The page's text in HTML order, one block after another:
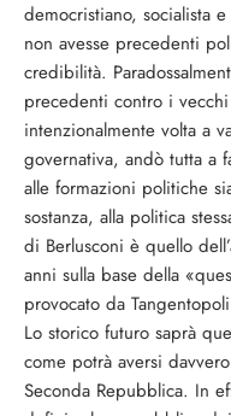
democristiano, socialista
non avesse precedenti
credibilità.
precedenti contro i
intenzionalmente volta a
governativa, andò tutta a
alle formazioni politiche
sostanza, alla politica
di Berlusconi è quello
anni sulla base della
provocato da
Lo storico futuro saprà
come potrà aversi
Seconda Repubblica. In